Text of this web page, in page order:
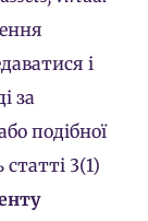
і
за
подібної
3(1)